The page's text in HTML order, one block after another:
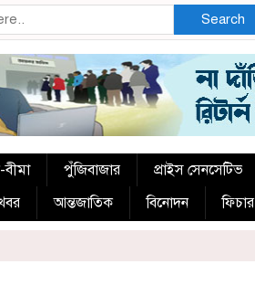
Search
বীমা পুঁজিবাজার প্রাইস সেনসেটিভ
আন্তজাতিক বিনোদন ফিচার